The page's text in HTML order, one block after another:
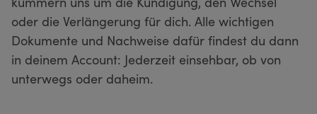
oder die Verlängerung für dich. Alle wichtigen
Dokumente und Nachweise dafür findest du dann
in deinem Account: Jederzeit einsehbar, ob von
unterwegs oder daheim.